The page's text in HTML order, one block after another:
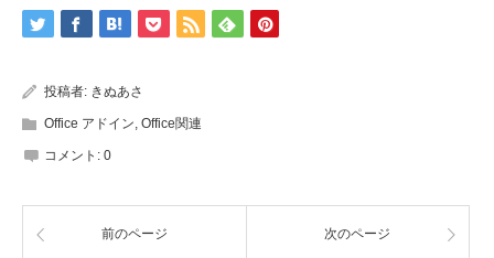
投稿者: きぬあさ
Office アドイン, Office関連
コメント: 0
前のページ 次のページ